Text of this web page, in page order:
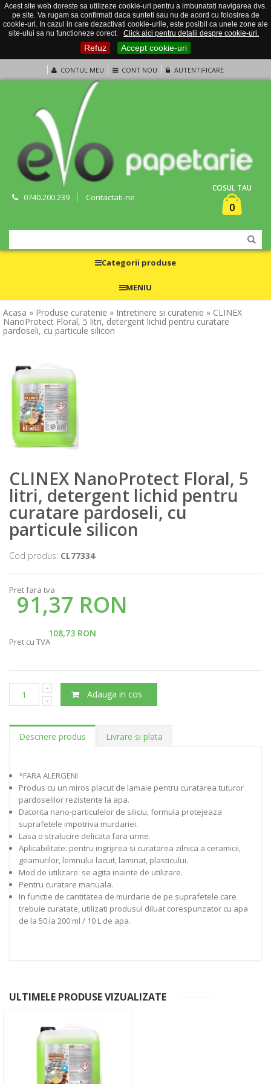
Acest site web doreste sa utilizeze cookie-uri pentru a imbunatati navigarea dvs.
pe site. Va rugam sa confirmati daca sunteti sau nu de acord cu folosirea de
cookie-uri. In cazul in care dezactivati cookie-urile, este posibil ca unele zone ale
site-ului sa nu functioneze corect.
Click aici pentru detalii despre cookie-uri.
Refuz Accept cookie-uri
CONTUL MEU CONT NOU AUTENTIFICARE
0740.200.239 Contactati-ne
COSUL TAU
0
Categorii produse
MENIU
Acasa » Produse curatenie » Intretinere si curatenie » CLINEX
NanoProtect Floral, 5 litri, detergent lichid pentru curatare
pardoseli, cu particule silicon
CLINEX NanoProtect Floral, 5
litri, detergent lichid pentru
curatare pardoseli, cu
particule silicon
Cod produs: CL77334
Pret fara tva
91,37 RON
108,73 RON
Pret cu TVA
Adauga in cos
Descriere produs Livrare si plata
*FARA ALERGENI
Produs cu un miros placut de lamaie pentru curatarea tuturor
pardoselilor rezistente la apa.
Datorita nano-particulelor de siliciu, formula protejeaza
suprafetele impotriva murdariei.
Lasa o stralucire delicata fara urme.
Aplicabilitate: pentru ingrijirea si curatarea zilnica a ceramicii,
geamurilor, lemnului lacuit, laminat, plasticului.
Mod de utilizare: se agita inainte de utilizare.
Pentru curatare manuala.
In functie de cantitatea de murdarie de pe suprafetele care
trebuie curatate, utilizati produsul diluat corespunzator cu apa
de la 50 la 200 ml / 10 L de apa.
ULTIMELE PRODUSE VIZUALIZATE